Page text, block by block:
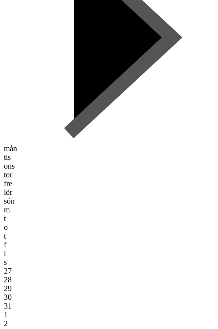
mån
tis
ons
tor
fre
lör
sön
m
t
o
t
f
l
s
27
28
29
30
31
1
2